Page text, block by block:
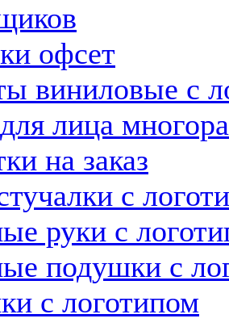
офсет
виниловые с
лица
на заказ
с
руки с
подушки с
с логотипом